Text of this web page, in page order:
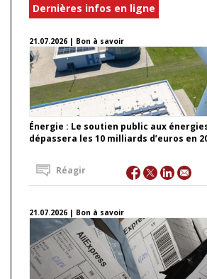
Dernières infos en ligne
21.07.2026 | Bon à savoir
Énergie : Le soutien public aux
dépassera les 10 milliards d’euros en
Réagir
21.07.2026 | Bon à savoir